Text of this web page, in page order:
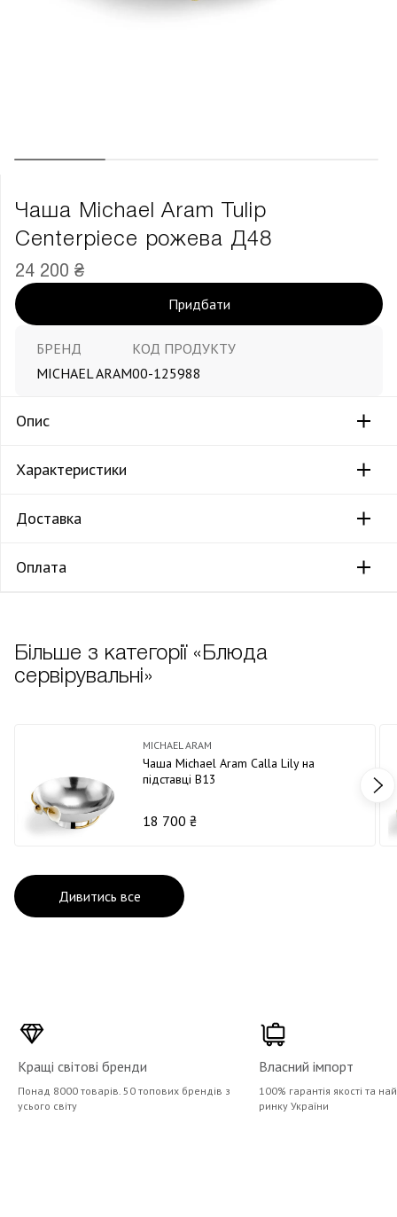
Чаша Michael Aram Tulip
Centerpiece рожева Д48
24 200 ₴
Придбати
БРЕНД
MICHAEL ARAM
КОД ПРОДУКТУ
00-125988
Опис
Характеристики
Доставка
Оплата
Більше з категорії «Блюда
сервірувальні»
MICHAEL ARAM
Чаша Michael Aram Calla Lily на
підставці В13
18 700 ₴
Дивитись все
Кращі світові бренди
Понад 8000 товарів. 50 топових брендів з
усього світу
Власний імпорт
100% гарантія якості та
ринку України